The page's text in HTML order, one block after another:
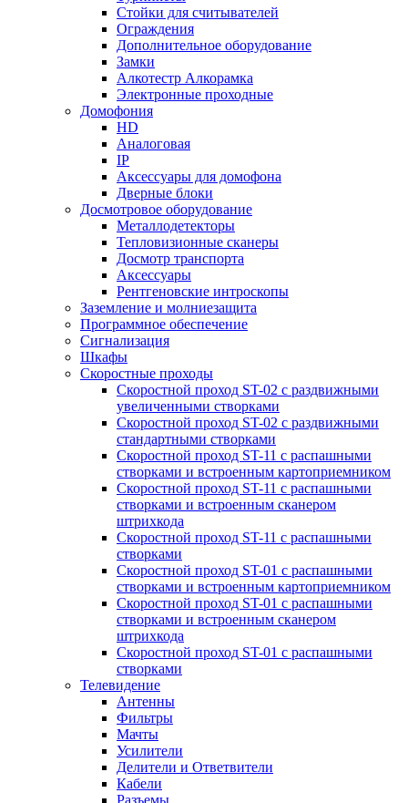
Стойки для считывателей
Ограждения
Дополнительное оборудование
Замки
Алкотестр Алкорамка
Электронные проходные
Домофония
HD
Аналоговая
IP
Аксессуары для домофона
Дверные блоки
Досмотровое оборудование
Металлодетекторы
Тепловизионные сканеры
Досмотр транспорта
Аксессуары
Рентгеновские интроскопы
Заземление и молниезащита
Программное обеспечение
Сигнализация
Шкафы
Скоростные проходы
Скоростной проход ST-02 с раздвижными
увеличенными створками
Скоростной проход ST-02 с раздвижными
стандартными створками
Скоростной проход ST-11 с распашными
створками и встроенным картоприемником
Скоростной проход ST-11 с распашными
створками и встроенным сканером
штрихкода
Скоростной проход ST-11 с распашными
створками
Скоростной проход ST-01 с распашными
створками и встроенным картоприемником
Скоростной проход ST-01 с распашными
створками и встроенным сканером
штрихкода
Скоростной проход ST-01 с распашными
створками
Телевидение
Антенны
Фильтры
Мачты
Усилители
Делители и Ответвители
Кабели